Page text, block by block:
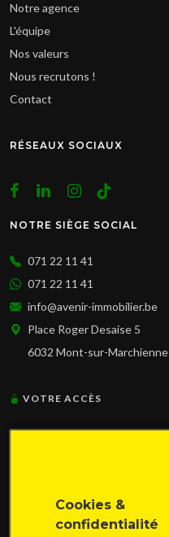
Cookies &
confidentialité
Notre agence
L'équipe
Nos valeurs
Nous recrutons !
Contact
RÉSEAUX SOCIAUX
NOTRE SIÈGE SOCIAL
071 22 11 41
071 22 11 41
info@avenir-immobilier.be
Place Roger Desaise 5
6032 Mont-sur-Marchienne
VOTRE ACCÈS
Binche Charleroi